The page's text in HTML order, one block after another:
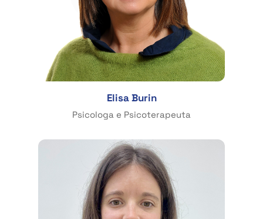
Elisa Burin
Psicologa e Psicoterapeuta